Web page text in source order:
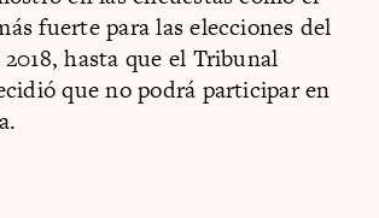
fuerte para las elecciones del
hasta que el Tribunal
que no podrá participar en